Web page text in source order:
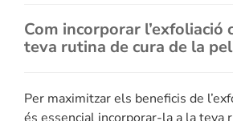
Com incorporar l’exfoliació
teva rutina de cura de la
Per maximitzar els beneficis de